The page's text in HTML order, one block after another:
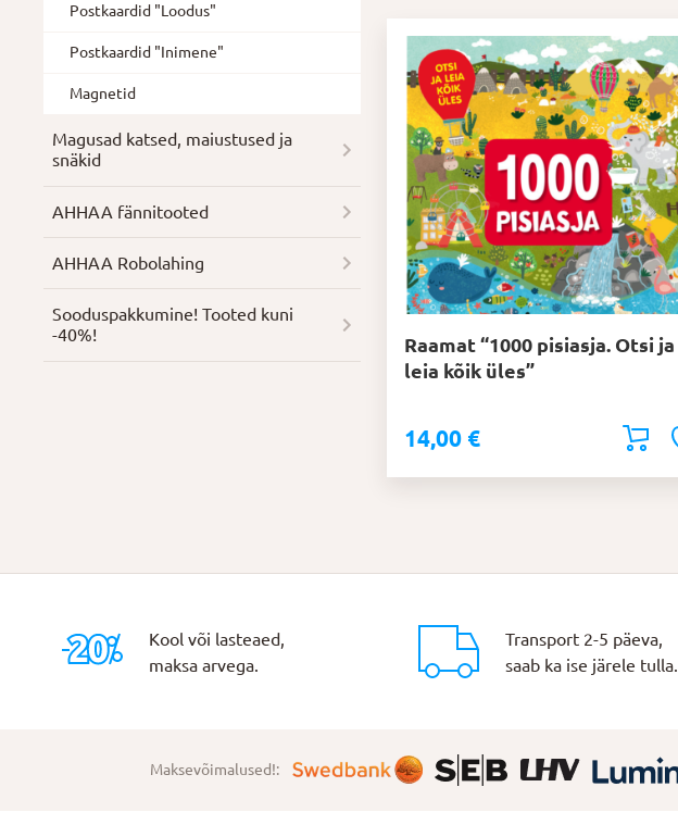
Raamat “1000 pisiasja. Otsi ja
leia kõik üles”
14,00 €
Postkaardid "Loodus"
Postkaardid "Inimene"
Magnetid
Magusad katsed, maiustused ja
snäkid
AHHAA fännitooted
AHHAA Robolahing
Soodus­pakkumine! Tooted kuni
-40%!
Kool või lasteaed,
maksa arvega.
Transport 2-5 päeva,
saab ka ise järele tulla.
Maksevõimalused!: